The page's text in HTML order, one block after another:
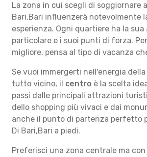
La zona in cui scegli di soggiornare
Bari,Bari influenzerà notevolmente
esperienza. Ogni quartiere ha la
particolare e i suoi punti di forza.
migliore, pensa al tipo di vacanza
Se vuoi immergerti nell'energia
tutto vicino, il centro è la scelta
passi dalle principali attrazioni
dello shopping più vivaci e dai
anche il punto di partenza perfetto
Di Bari,Bari a piedi.
Preferisci una zona centrale ma